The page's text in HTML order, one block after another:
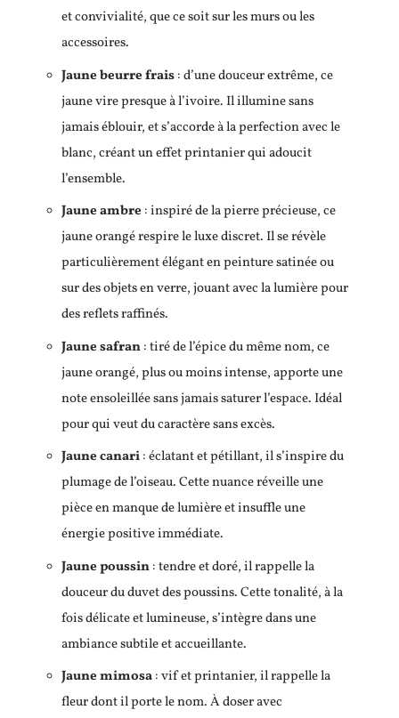
et convivialité, que ce soit sur les murs ou les
accessoires.
Jaune beurre frais: d’une douceur extrême, ce
jaune vire presque à l’ivoire. Il illumine sans
jamais éblouir, et s’accorde à la perfection avec le
blanc, créant un effet printanier qui adoucit
l’ensemble.
Jaune ambre : inspiré de la pierre précieuse, ce
jaune orangé respire le luxe discret. Il se révèle
particulièrement élégant en peinture satinée ou
sur des objets en verre, jouant avec la lumière pour
des reflets raffinés.
Jaune safran: tiré de l’épice du même nom, ce
jaune orangé, plus ou moins intense, apporte une
note ensoleillée sans jamais saturer l’espace. Idéal
pour qui veut du caractère sans excès.
Jaune canari: éclatant et pétillant, il s’inspire du
plumage de l’oiseau. Cette nuance réveille une
pièce en manque de lumière et insuffle une
énergie positive immédiate.
Jaune poussin: tendre et doré, il rappelle la
douceur du duvet des poussins. Cette tonalité, à la
fois délicate et lumineuse, s’intègre dans une
ambiance subtile et accueillante.
Jaune mimosa: vif et printanier, il rappelle la
fleur dont il porte le nom. À doser avec